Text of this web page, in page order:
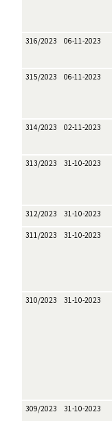
316/2023 06-11-2023
315/2023 06-11-2023
314/2023 02-11-2023
313/2023 31-10-2023
312/2023 31-10-2023
311/2023 31-10-2023
310/2023 31-10-2023
309/2023 31-10-2023